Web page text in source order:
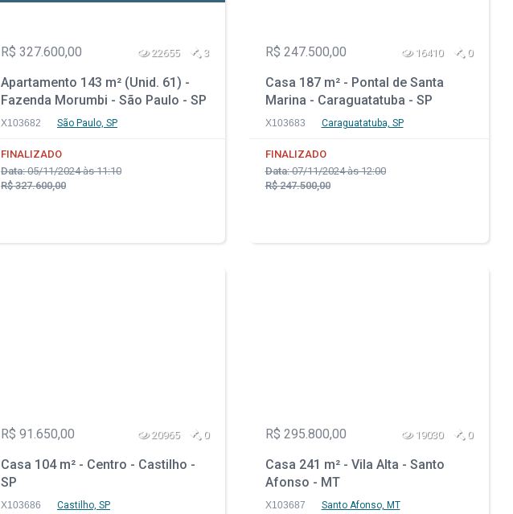
R$ 327.600,00 22655 3
Apartamento 143 m² (Unid. 61) -
Fazenda Morumbi - São Paulo - SP
X103682 São Paulo, SP
FINALIZADO
Data:05/11/2024 às 11:10
R$ 327.600,00
R$ 247.500,00 16410 0
Casa 187 m² - Pontal de Santa
Marina - Caraguatatuba - SP
X103683 Caraguatatuba, SP
FINALIZADO
Data:07/11/2024 às 12:00
R$ 247.500,00
R$ 91.650,00 20965 0
Casa 104 m² - Centro - Castilho -
SP
X103686 Castilho, SP
R$ 295.800,00 19030 0
Casa 241 m² - Vila Alta - Santo
Afonso - MT
X103687 Santo Afonso, MT